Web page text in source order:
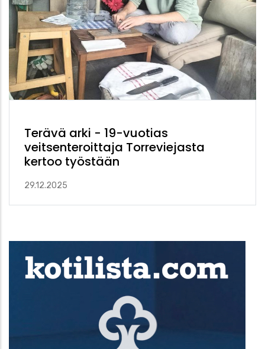
Terävä arki - 19-vuotias
veitsenteroittaja Torreviejasta
kertoo työstään
29.12.2025